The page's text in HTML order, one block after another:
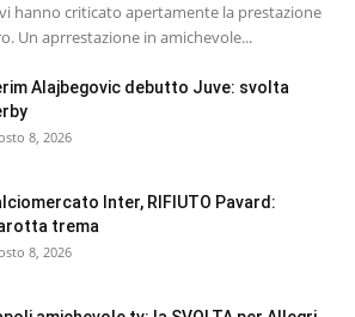
hanno criticato apertamente la prestazione
Un aprrestazione in amichevole...
Alajbegovic debutto Juve: svolta
8, 2026
Inter, RIFIUTO Pavard:
trema
8, 2026